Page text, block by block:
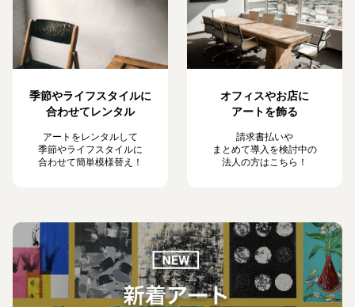
季節やライフスタイルに
合わせてレンタル
アートをレンタルして
季節やライフスタイルに
合わせて簡単模様替え！
オフィスやお店に
アートを飾る
請求書払いや
まとめて導入を検討中の
法人の方はこちら！